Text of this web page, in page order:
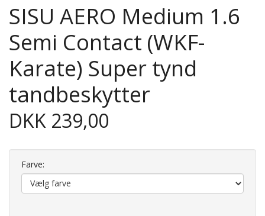
SISU AERO Medium 1.6
Semi Contact (WKF-
Karate) Super tynd
tandbeskytter
DKK 239,00
Farve: